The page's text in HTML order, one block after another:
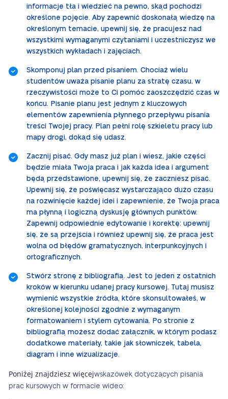
informacje tła i wiedzieć na pewno, skąd pochodzi
określone pojęcie. Aby zapewnić doskonałą wiedzę na
określonym temacie, upewnij się, że pracujesz nad
wszystkimi wymaganymi czytaniami i uczestniczysz we
wszystkich wykładach i zajęciach.
Skomponuj plan przed pisaniem. Chociaż wielu
studentów uważa pisanie planu za stratę czasu, w
rzeczywistości może to Ci pomóc zaoszczędzić czas w
końcu. Pisanie planu jest jednym z kluczowych
elementów zapewnienia płynnego przepływu pisania
treści Twojej pracy. Plan pełni rolę szkieletu pracy lub
mapy drogi, dokąd się udasz.
Zacznij pisać. Gdy masz już plan i wiesz, jakie części
będzie miała Twoja praca i jak każda idea i argument
będą przedstawione, upewnij się, że zaczniesz pisać.
Upewnij się, że poświęcasz wystarczająco dużo czasu
na rozwinięcie każdej idei i zapewnienie, że Twoja praca
ma płynną i logiczną dyskusję głównych punktów.
Zapewnij odpowiednie edytowanie i korektę: upewnij
się, że są przejścia i również upewnij się, że praca jest
wolna od błędów gramatycznych, interpunkcyjnych i
ortograficznych.
Stwórz stronę z bibliografią. Jest to jeden z ostatnich
kroków w kierunku udanej pracy kursowej. Tutaj musisz
wymienić wszystkie źródła, które skonsultowałeś, w
określonej kolejności zgodnie z wymaganym
formatowaniem i stylem cytowania. Po stronie z
bibliografią możesz dodać załącznik, w którym podasz
dodatkowe materiały, takie jak słowniczek, tabela,
diagram i inne wizualizacje.
Poniżej znajdziesz więcejwskazówek dotyczących pisania
prac kursowych w formacie wideo: